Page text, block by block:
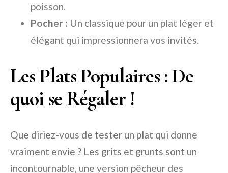
poisson.
Pocher : Un classique pour un plat léger et
élégant qui impressionnera vos invités.
Les Plats Populaires : De
quoi se Régaler !
Que diriez-vous de tester un plat qui donne
vraiment envie ? Les grits et grunts sont un
incontournable, une version pêcheur des